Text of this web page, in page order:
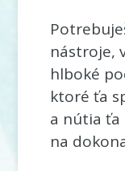
nástroje,
hlboké
ktoré ťa
a nútia ťa
na